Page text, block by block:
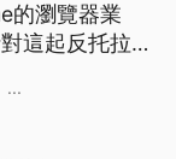
的瀏覽器業
這起反托拉斯
，但未來不
...